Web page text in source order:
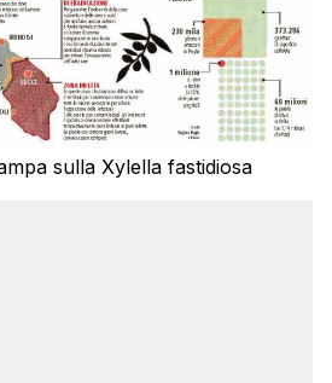
sulla Xylella fastidiosa